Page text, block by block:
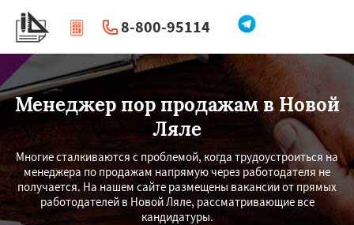
8-800-95114
| Перезвоните мне
Менеджер пор продажам в Новой
Ляле
Многие сталкиваются с проблемой, когда трудоустроиться на
менеджера по продажам напрямую через работодателя не
получается. На нашем сайте размещены вакансии от прямых
работодателей в Новой Ляле, рассматривающие все
кандидатуры.